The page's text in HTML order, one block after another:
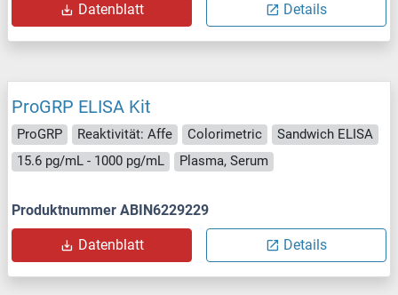
Datenblatt Details
ProGRP ELISA Kit
ProGRP Reaktivität: Affe Colorimetric
Sandwich ELISA
15.6 pg/mL - 1000 pg/mL
Plasma, Serum
Produktnummer ABIN6229229
Datenblatt Details